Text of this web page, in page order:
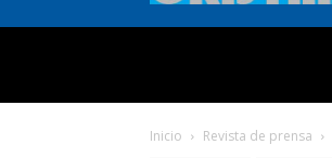
Inicio Revista de prensa